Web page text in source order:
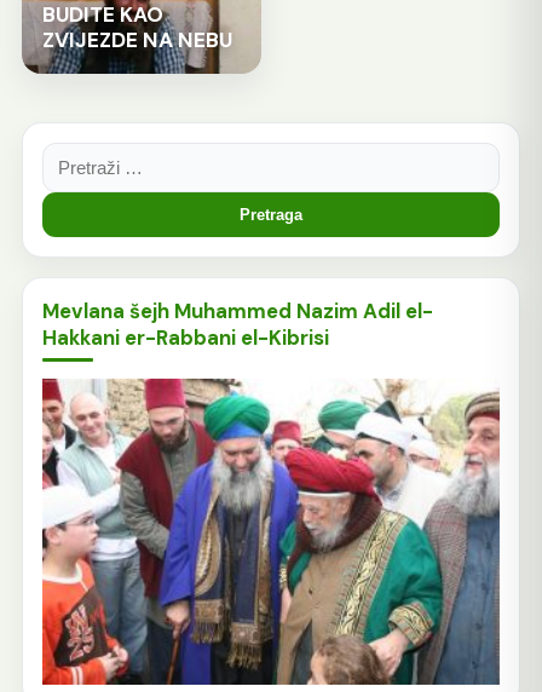
BUDITE KAO
ZVIJEZDE NA NEBU
Pretraga:
Mevlana šejh Muhammed Nazim Adil el-
Hakkani er-Rabbani el-Kibrisi